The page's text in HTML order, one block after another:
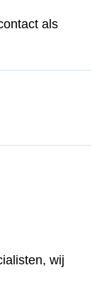
als
wij